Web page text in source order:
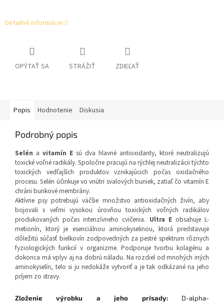
Detailné informácie
OPÝTAŤ SA STRÁŽIŤ ZDIEĽAŤ
Popis Hodnotenie Diskusia
Podrobný popis
Selén a vitamín E sú dva hlavné antioxidanty, ktoré neutralizujú
toxické voľné radikály. Spoločne pracujú na rýchlej neutralizácii týchto
toxických vedľajších produktov vznikajúcich počas oxidačného
procesu. Selén účinkuje vo vnútri svalových buniek, zatiaľ čo vitamín E
chráni bunkové membrány.
Aktívne psy potrebujú väčšie množstvo antioxidačných živín, aby
bojovali s veľmi vysokou úrovňou toxických voľných radikálov
produkovaných počas intenzívneho cvičenia. Ultra E obsahuje L-
metionín, ktorý je esenciálnou aminokyselinou, ktorá predstavuje
dôležitú súčasť bielkovín zodpovedných za pestré spektrum rôznych
fyziologických funkcií v organizme. Podporuje tvorbu kolagénu a
dokonca má vplyv aj na dobrú náladu. Na rozdiel od mnohých iných
aminokyselín, telo si ju nedokáže vytvoriť a je tak odkázané na jeho
príjem zo stravy.
Zloženie výrobku a jeho prísady: D-alpha-